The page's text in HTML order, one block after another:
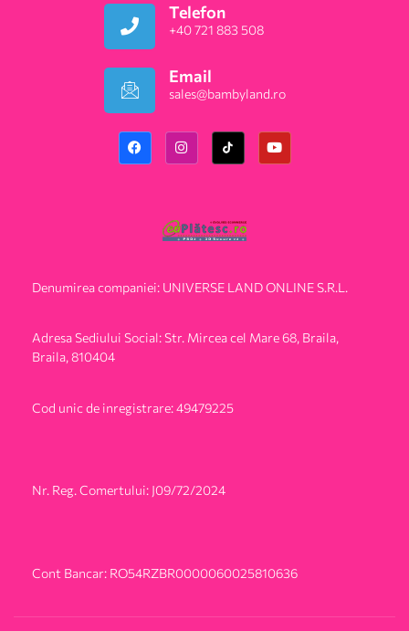
Telefon
+40 721 883 508
Email
sales@bambyland.ro​
Denumirea companiei: UNIVERSE LAND ONLINE S.R.L.
Adresa Sediului Social: Str. Mircea cel Mare 68, Braila,
Braila, 810404
Cod unic de inregistrare: 49479225
Nr. Reg. Comertului: J09/72/2024
Cont Bancar: RO54RZBR0000060025810636